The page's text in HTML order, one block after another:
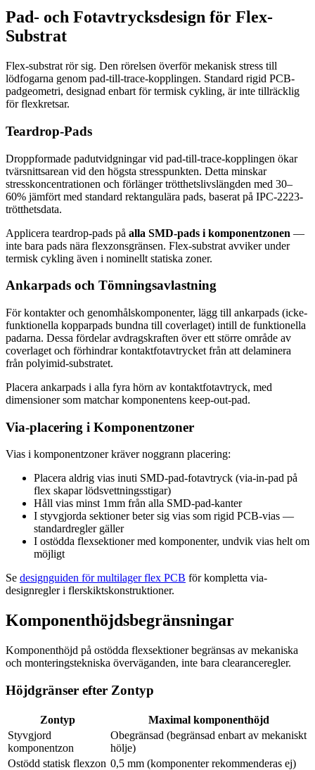
Pad- och Fotavtrycksdesign för Flex-
Substrat
Flex-substrat rör sig. Den rörelsen överför mekanisk stress till
lödfogarna genom pad-till-trace-kopplingen. Standard rigid PCB-
padgeometri, designad enbart för termisk cykling, är inte tillräcklig
för flexkretsar.
Teardrop-Pads
Droppformade padutvidgningar vid pad-till-trace-kopplingen ökar
tvärsnittsarean vid den högsta stresspunkten. Detta minskar
stresskoncentrationen och förlänger trötthetslivslängden med 30–
60% jämfört med standard rektangulära pads, baserat på IPC-2223-
trötthetsdata.
Applicera teardrop-pads på alla SMD-pads i komponentzonen —
inte bara pads nära flexzonsgränsen. Flex-substrat avviker under
termisk cykling även i nominellt statiska zoner.
Ankarpads och Tömningsavlastning
För kontakter och genomhålskomponenter, lägg till ankarpads (icke-
funktionella kopparpads bundna till coverlaget) intill de funktionella
padarna. Dessa fördelar avdragskraften över ett större område av
coverlaget och förhindrar kontaktfotavtrycket från att delaminera
från polyimid-substratet.
Placera ankarpads i alla fyra hörn av kontaktfotavtryck, med
dimensioner som matchar komponentens keep-out-pad.
Via-placering i Komponentzoner
Vias i komponentzoner kräver noggrann placering:
Placera aldrig vias inuti SMD-pad-fotavtryck (via-in-pad på
flex skapar lödsvettningsstigar)
Håll vias minst 1mm från alla SMD-pad-kanter
I styvgjorda sektioner beter sig vias som rigid PCB-vias —
standardregler gäller
I ostödda flexsektioner med komponenter, undvik vias helt om
möjligt
Se designguiden för multilager flex PCB för kompletta via-
designregler i flerskiktskonstruktioner.
Komponenthöjdsbegränsningar
Komponenthöjd på ostödda flexsektioner begränsas av mekaniska
och monteringstekniska överväganden, inte bara clearanceregler.
Höjdgränser efter Zontyp
Zontyp
Maximal komponenthöjd
Styvgjord
komponentzon
Obegränsad (begränsad enbart av mekaniskt
hölje)
Ostödd statisk flexzon 0,5 mm (komponenter rekommenderas ej)